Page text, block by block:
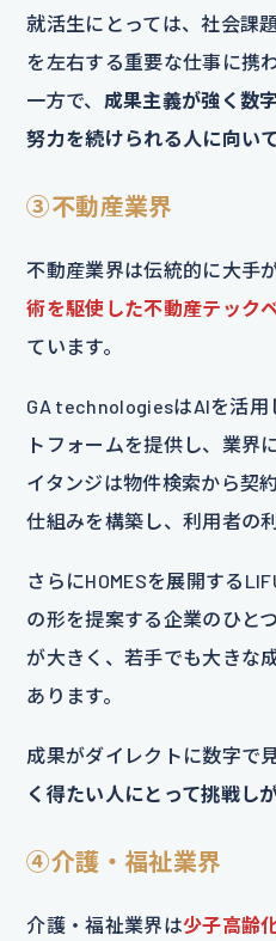
就活生にとっては、社会課
を左右する重要な仕事に携
一方で、 成果主義が強く数
努力を続けられる人に向い
③不動産業界
不動産業界は伝統的に大手
術を駆使した不動産テック
ています。
GA technologiesはAIを活用
トフォームを提供し、業界
イタンジは物件検索から契
仕組みを構築し、利用者の
さらにHOMESを展開する
の形を提案する企業のひと
が大きく、若手でも大きな
あります。
成果がダイレクトに数字で
く得たい人にとって挑戦し
④介護・福祉業界
介護・福祉業界は少子高齢